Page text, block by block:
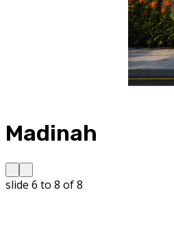
Madinah
slide 6 to 8 of 8